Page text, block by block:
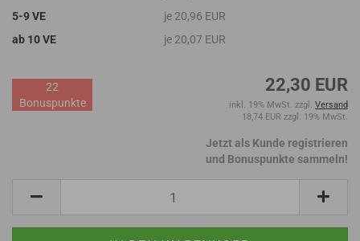
5-9 VE
je 20,96 EUR
ab 10 VE
je 20,07 EUR
22,30 EUR
inkl. 19% MwSt. zzgl. Versand
18,74 EUR zzgl. 19% MwSt.
22
Bonuspunkte
Jetzt als Kunde registrieren
und Bonuspunkte sammeln!